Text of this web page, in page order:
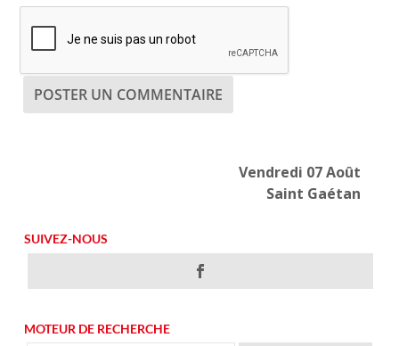
Vendredi 07 Août
Saint Gaétan
SUIVEZ-NOUS
MOTEUR DE RECHERCHE